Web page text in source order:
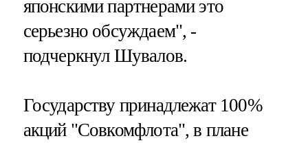
японскими партнерами это
серьезно обсуждаем", -
подчеркнул Шувалов.
Государству принадлежат 100%
акций "Совкомфлота", в плане